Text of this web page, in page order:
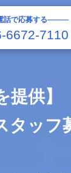
話で応募する
6672-7110
供】
タッフ